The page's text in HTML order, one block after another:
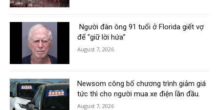
Người đàn ông 91 tuổi ở Florida giết vợ
để “giữ lời hứa”
August 7, 2026
Newsom công bố chương trình giảm giá
tức thì cho người mua xe điện lần đầu.
August 7, 2026